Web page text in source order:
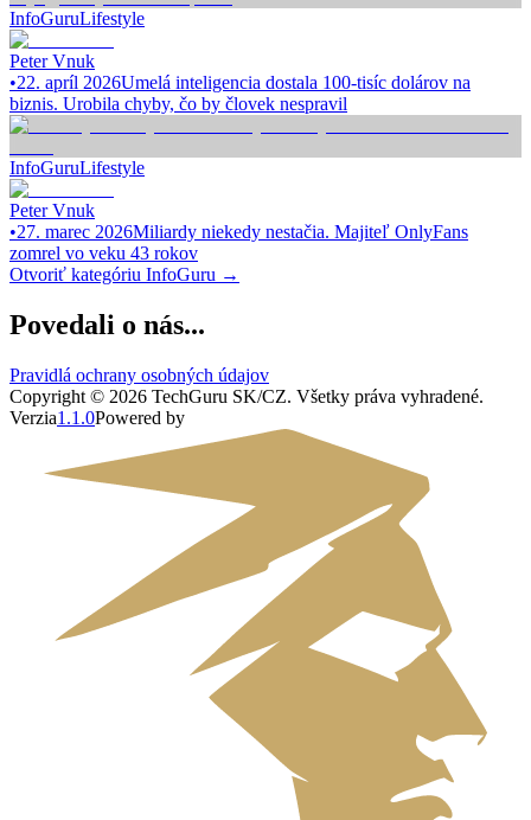
InfoGuruLifestyle
Peter Vnuk
•22. apríl 2026Umelá inteligencia dostala 100-tisíc dolárov na
biznis. Urobila chyby, čo by človek nespravil
InfoGuruLifestyle
Peter Vnuk
•27. marec 2026Miliardy niekedy nestačia. Majiteľ OnlyFans
zomrel vo veku 43 rokov
Otvoriť kategóriu InfoGuru →
Povedali o nás...
Pravidlá ochrany osobných údajov
Copyright © 2026 TechGuru SK/CZ. Všetky práva vyhradené.
Verzia1.1.0Powered by